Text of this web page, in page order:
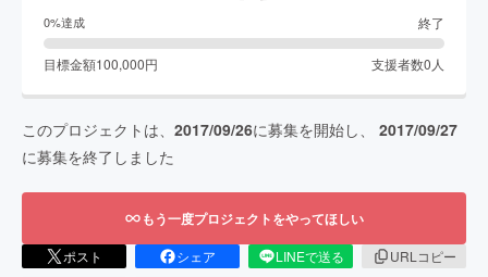
0%達成 終了
目標金額100,000円 支援者数0 人
このプロジェクトは、 2017/09/26に募集を開始し、 2017/09/27
に募集を終了しました
もう一度プロジェクトをやってほしい
ポスト シェア LINEで送る
URLコピー